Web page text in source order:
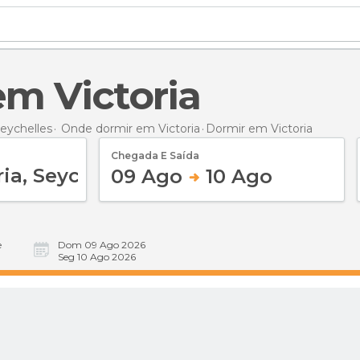
Victoria
Onde dormir em Victoria Dormir em Victoria
Chegada E Saída
09 Ago 10 Ago
Dom 09 Ago 2026
Seg 10 Ago 2026